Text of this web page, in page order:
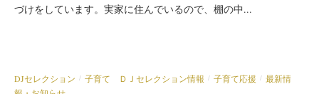
づけをしています。実家に住んでいるので、棚の中...
DJセレクション / 子育て ＤＪセレクション情報 / 子育て応援 / 最新情